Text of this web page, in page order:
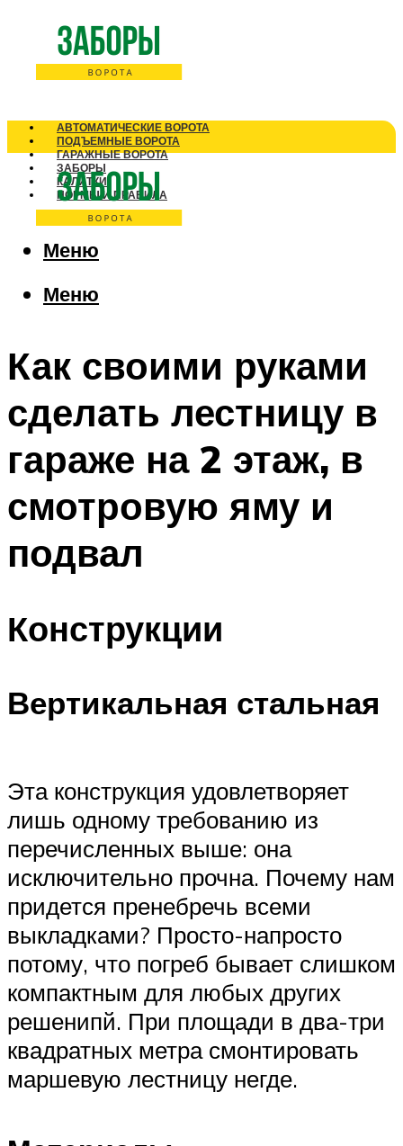
АВТОМАТИЧЕСКИЕ ВОРОТА
ПОДЪЕМНЫЕ ВОРОТА
ГАРАЖНЫЕ ВОРОТА
ЗАБОРЫ
КАЛИТКИ
НОРМЫ И ПРАВИЛА
Меню
Меню
Как своими руками
сделать лестницу в
гараже на 2 этаж, в
смотровую яму и
подвал
Конструкции
Вертикальная стальная
Эта конструкция удовлетворяет
лишь одному требованию из
перечисленных выше: она
исключительно прочна. Почему нам
придется пренебречь всеми
выкладками? Просто-напросто
потому, что погреб бывает слишком
компактным для любых других
решенипй. При площади в два-три
квадратных метра смонтировать
маршевую лестницу негде.